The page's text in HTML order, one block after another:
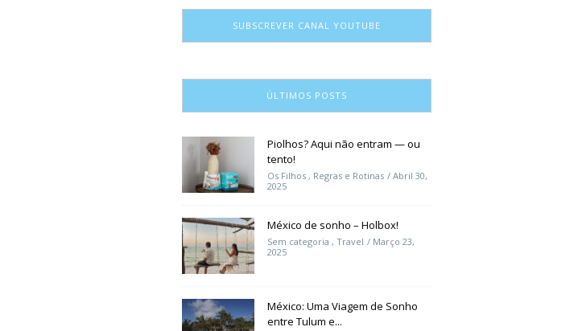
SUBSCREVER CANAL YOUTUBE
ÚLTIMOS POSTS
Piolhos? Aqui não entram — ou
tento!
Os Filhos , Regras e Rotinas
Abril 30,
2025
México de sonho – Holbox!
Sem categoria , Travel
Março 23,
2025
México: Uma Viagem de Sonho
entre Tulum e...